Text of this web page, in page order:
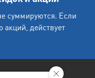
суммируются. Если
акций, действует